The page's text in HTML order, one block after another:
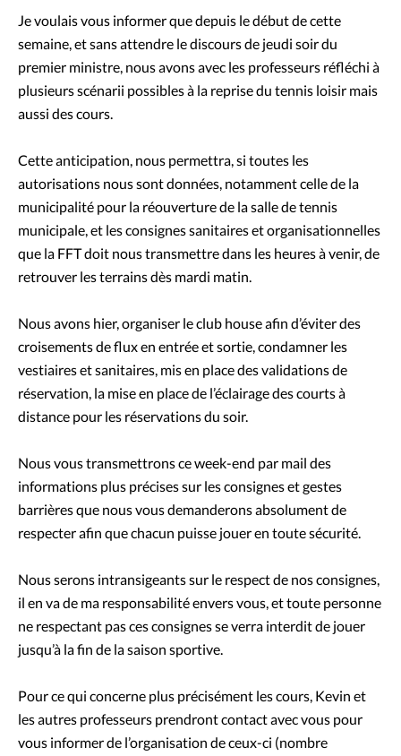
Je voulais vous informer que depuis le début de cette
semaine, et sans attendre le discours de jeudi soir du
premier ministre, nous avons avec les professeurs réfléchi à
plusieurs scénarii possibles à la reprise du tennis loisir mais
aussi des cours.
Cette anticipation, nous permettra, si toutes les
autorisations nous sont données, notamment celle de la
municipalité pour la réouverture de la salle de tennis
municipale, et les consignes sanitaires et organisationnelles
que la FFT doit nous transmettre dans les heures à venir, de
retrouver les terrains dès mardi matin.
Nous avons hier, organiser le club house afin d’éviter des
croisements de flux en entrée et sortie, condamner les
vestiaires et sanitaires, mis en place des validations de
réservation, la mise en place de l’éclairage des courts à
distance pour les réservations du soir.
Nous vous transmettrons ce week-end par mail des
informations plus précises sur les consignes et gestes
barrières que nous vous demanderons absolument de
respecter afin que chacun puisse jouer en toute sécurité.
Nous serons intransigeants sur le respect de nos consignes,
il en va de ma responsabilité envers vous, et toute personne
ne respectant pas ces consignes se verra interdit de jouer
jusqu’à la fin de la saison sportive.
Pour ce qui concerne plus précisément les cours, Kevin et
les autres professeurs prendront contact avec vous pour
vous informer de l’organisation de ceux-ci (nombre